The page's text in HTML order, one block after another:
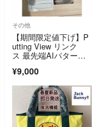
その他
【期間限定値下げ】P
utting View リンク
ス 最先端AIパター練
¥9,000